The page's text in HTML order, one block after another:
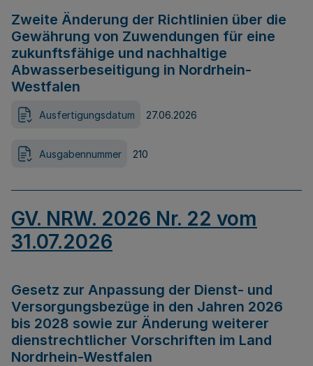
Zweite Änderung der Richtlinien über die
Gewährung von Zuwendungen für eine
zukunftsfähige und nachhaltige
Abwasserbeseitigung in Nordrhein-
Westfalen
Ausfertigungsdatum 27.06.2026
Ausgabennummer 210
GV. NRW. 2026 Nr. 22 vom
31.07.2026
Gesetz zur Anpassung der Dienst- und
Versorgungsbezüge in den Jahren 2026
bis 2028 sowie zur Änderung weiterer
dienstrechtlicher Vorschriften im Land
Nordrhein-Westfalen